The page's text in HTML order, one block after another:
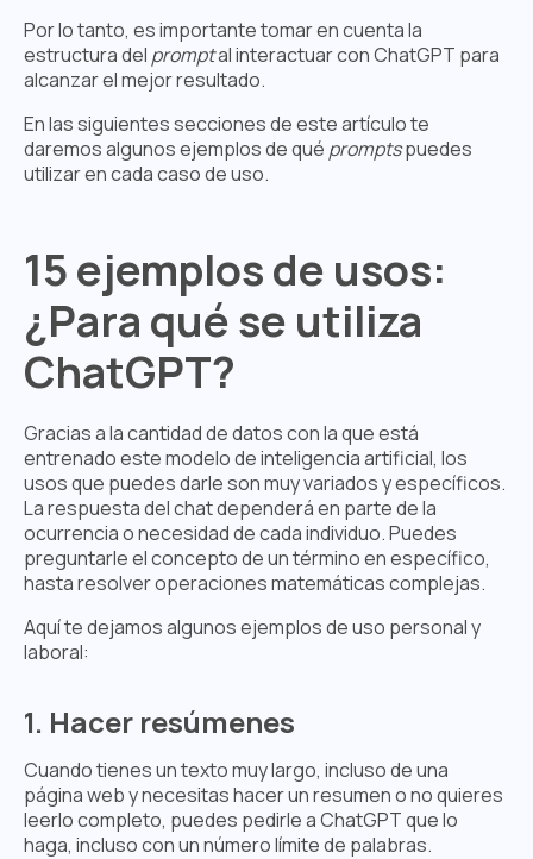
Por lo tanto, es importante tomar en cuenta la
estructura del promptal interactuar con ChatGPT para
alcanzar el mejor resultado.
En las siguientes secciones de este artículo te
daremos algunos ejemplos de qué promptspuedes
utilizar en cada caso de uso.
15 ejemplos de usos:
¿Para qué se utiliza
ChatGPT?
Gracias a la cantidad de datos con la que está
entrenado este modelo de inteligencia artificial, los
usos que puedes darle son muy variados y específicos.
La respuesta del chat dependerá en parte de la
ocurrencia o necesidad de cada individuo. Puedes
preguntarle el concepto de un término en específico,
hasta resolver operaciones matemáticas complejas.
Aquí te dejamos algunos ejemplos de uso personal y
laboral:
1. Hacer resúmenes
Cuando tienes un texto muy largo, incluso de una
página web y necesitas hacer un resumen o no quieres
leerlo completo, puedes pedirle a ChatGPT que lo
haga, incluso con un número límite de palabras.